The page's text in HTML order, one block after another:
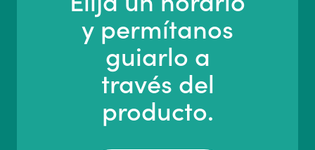
y permítanos
guiarlo a
través del
producto.